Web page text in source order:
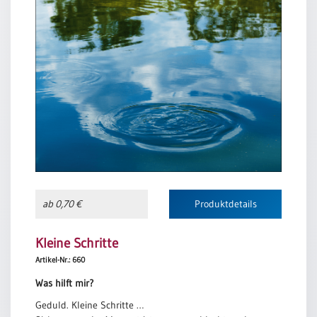
Neutral
Urkunden
Sortimente
Neuerscheinungen
Anlässe
Konfirmation
Konfirmationsjubiläum
Trauung
teilst Liebe aus,
denn Gott füllt dir die Hand.
Manfred Siebald
ab 0,70 € Produktdetails
Kleine Schritte
Artikel-Nr.: 660
Was hilft mir?
Geduld. Kleine Schritte …